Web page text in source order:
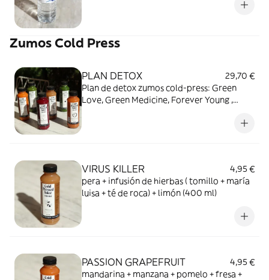
Zumos Cold Press
PLAN DETOX
29,70 €
Plan de detox zumos cold-press: Green
Love, Green Medicine, Forever Young ,
VIRUS KILLER
4,95 €
pera + infusión de hierbas ( tomillo + maría
luisa + té de roca) + limón (400 ml)
PASSION GRAPEFRUIT
4,95 €
mandarina + manzana + pomelo + fresa +